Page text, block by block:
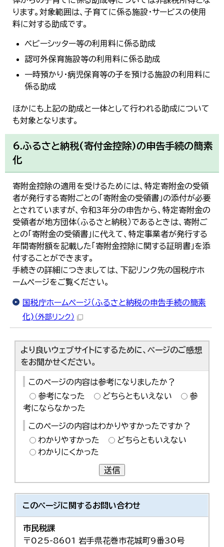
ります。対象範囲は、子育てに係る施設・サービスの使用
料に対する助成です。
ベビーシッター等の利用料に係る助成
認可外保育施設等の利用料に係る助成
一時預かり・病児保育等の子を預ける施設の利用料に
係る助成
ほかにも上記の助成と一体として行われる助成について
も対象となります。
6.ふるさと納税(寄付金控除)の申告手続の簡素
化
寄附金控除の適用を受けるためには、特定寄附金の受領
者が発行する寄附ごとの「寄附金の受領書」の添付が必要
とされていますが、令和3年分の申告から、特定寄附金の
受領者が地方団体（ふるさと納税）であるときは、寄附ご
との「寄附金の受領書」に代えて、特定事業者が発行する
年間寄附額を記載した「寄附金控除に関する証明書」を添
付することができます。
手続きの詳細につきましては、下記リンク先の国税庁ホ
ームページをご覧ください。
国税庁ホームページ（ふるさと納税の申告手続の簡素
化) （外部リンク）
より良いウェブサイトにするために、ページのご感想
をお聞かせください。
このページの内容は参考になりましたか？
参考になった
どちらともいえない
参
考にならなかった
このページの内容はわかりやすかったですか？
わかりやすかった
どちらともいえない
わかりにくかった
送信
このページに関するお問い合わせ
市民税課
〒025-8601 岩手県花巻市花城町9番30号